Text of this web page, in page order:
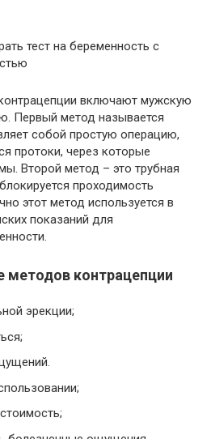
тест на беременность с
включают мужскую
Первый метод называется
собой простую операцию,
протоки, через которые
Второй метод – это трубная
проходимость
этот метод используется в
показаний для
методов контрацепции
эрекции;